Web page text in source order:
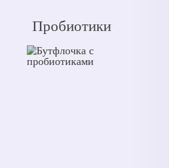
Пробиотики